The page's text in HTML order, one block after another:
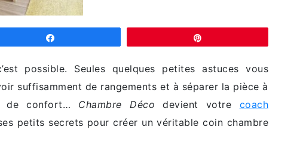
possible. Seules quelques petites astuces vous
suffisamment de rangements et à séparer la pièce à
de confort… Chambre Déco devient votre coach
petits secrets pour créer un véritable coin chambre